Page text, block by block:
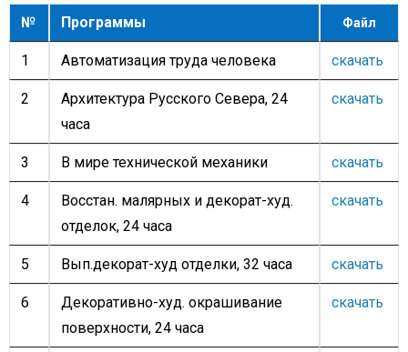
№ Программы Файл
1 Автоматизация труда человека скачать
2
Архитектура Русского Севера, 24
часа
скачать
3 В мире технической механики скачать
4
Восстан. малярных и декорат-худ.
отделок, 24 часа
скачать
5 Вып.декорат-худ отделки, 32 часа скачать
6
Декоративно-худ. окрашивание
поверхности, 24 часа
скачать